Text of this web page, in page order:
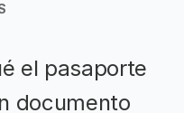
el pasaporte
documento